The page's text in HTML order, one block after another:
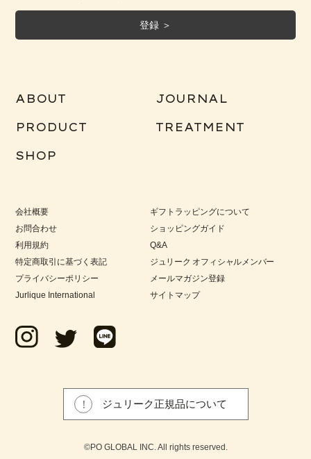
ABOUT JOURNAL
PRODUCT TREATMENT
SHOP
会社概要
お問合わせ
利用規約
特定商取引に基づく表記
プライバシーポリシー
Jurlique International
ギフトラッピングについて
ショッピングガイド
Q&A
ジュリーク オフィシャルメンバー
メールマガジン登録
サイトマップ
ジュリーク正規品について
©PO GLOBAL INC. All rights reserved.